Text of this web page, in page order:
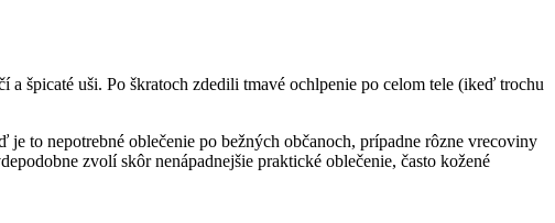
špicaté uši. Po škratoch zdedili tmavé ochlpenie po celom tele (ikeď trochu
to nepotrebné oblečenie po bežných občanoch, prípadne rôzne vrecoviny
zvolí skôr nenápadnejšie praktické oblečenie, často kožené